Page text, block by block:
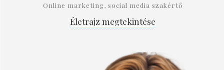
Online marketing, social media szakértő
Életrajz megtekintése